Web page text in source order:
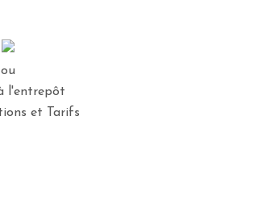
ou
l'entrepôt
et Tarifs